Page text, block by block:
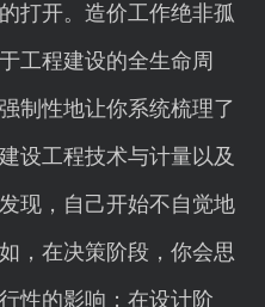
打开。造价工作绝非孤
工程建设的全生命周
制性地让你系统梳理了
设工程技术与计量以及
现，自己开始不自觉地
，在决策阶段，你会思
性的影响；在设计阶